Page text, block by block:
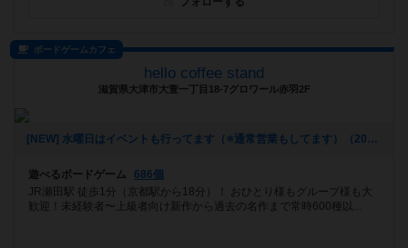
ボードゲームカフェ
hello coffee stand
滋賀県大津市大萱一丁目18-7グロワール赤羽2F
[NEW] 水曜日はイベントも行ってます（※通常営業もしてます）（2024年11月22日 16時51分）
遊べるボードゲーム
686個
JR瀬田駅 徒歩1分（京都駅から18分）！ おひとり様もグループ様も大
歓迎！未経験者〜上級者向け新作から過去の名作まで常時600種以...